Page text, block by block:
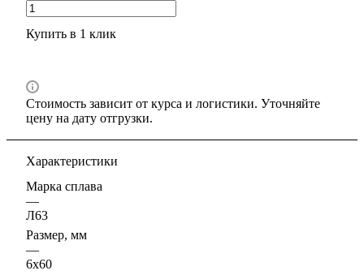
Купить в 1 клик
Стоимость зависит от курса и логистики. Уточняйте
цену на дату отгрузки.
Характеристики
Марка сплава
—
Л63
Размер, мм
—
6х60